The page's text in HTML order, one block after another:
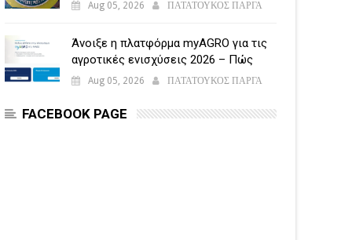
Aug 05, 2026 ΠΑΤΑΤΟΥΚΟΣ ΠΑΡΓΑ
Άνοιξε η πλατφόρμα myAGRO για τις
αγροτικές ενισχύσεις 2026 – Πώς
υποβάλλεται η Ενιαία Αίτηση
Aug 05, 2026 ΠΑΤΑΤΟΥΚΟΣ ΠΑΡΓΑ
FACEBOOK PAGE